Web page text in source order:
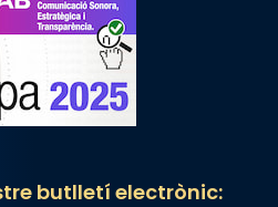
butlletí electrònic: